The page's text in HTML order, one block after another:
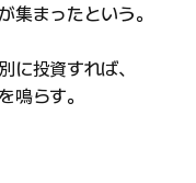
集まったという。
に投資すれば、
鳴らす。